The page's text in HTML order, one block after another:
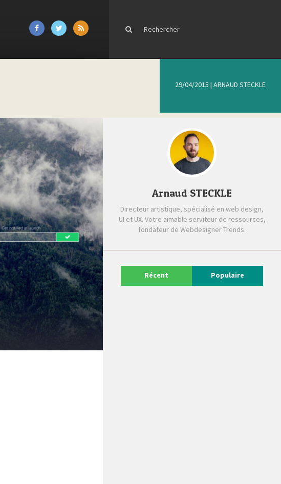
29/04/2015 | ARNAUD STECKLE
Arnaud STECKLE
Directeur artistique, spécialisé en web design,
UI et UX. Votre aimable serviteur de ressources,
fondateur de Webdesigner Trends.
Récent Populaire